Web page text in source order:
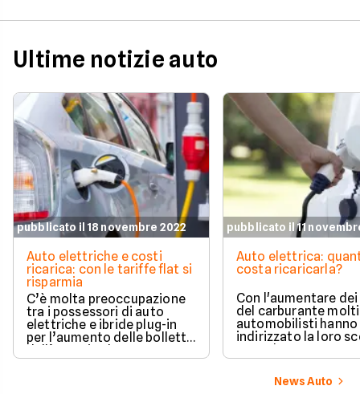
in ogni situazione.
Ultime notizie auto
pubblicato il 18 novembre 2022
Auto elettriche e costi
ricarica: con le tariffe flat si
risparmia
C’è molta preoccupazione
tra i possessori di auto
elettriche e ibride plug-in
per l’aumento delle bollette
dell’energia che
inevitabilmente ricade sui
pubblicato il 11
Auto elettrica:
costa ricaricarla?
Con l'aumentare
del carburante molti
automobilisti hanno
indirizzato la loro
verso le auto a zero
emissioni, ma
anche il caro
spontaneoNews Auto